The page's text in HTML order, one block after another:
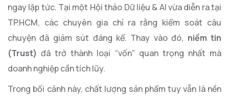
ngay lập tức. Tại một Hội thảo Dữ liệu & AI vừa diễn ra tại
TP.HCM, các chuyên gia chỉ ra rằng kiểm soát câu
chuyện đã giảm sút đáng kể. Thay vào đó, niềm tin
(Trust) đã trở thành loại “vốn” quan trọng nhất mà
doanh nghiệp cần tích lũy.
Trong bối cảnh này, chất lượng sản phẩm tuy vẫn là nền